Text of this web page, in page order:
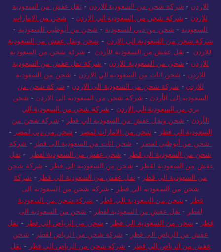
للاردن - شركة شحن من السعودية للاردن - نقل عفش من السعودية
للاردن - شركة شحن من السعودية الي الاردن - شحن من الامارات
للسعودية - شحن من دبي للسعودية - شحن من أبوظبي للسعودية -
شركة شحن من السعودية الى الاردن - شحن ونقل عفش من السعودية
للاردن - نقل عفش من السعودية للأردن - شركة شحن من السعودية
للاردن - شحن من السعودية للاردن - شركة نقل عفش من السعودية
للاردن - شحن اثاث من السعودية الي الاردن - شحن من السعودية
للاردن - شركة شحن من السعودية الي الاردن - شركة شحن من
السعودية إلى الأردن - شركة شحن من السعودية الى الاردن - شحن
بري من السعودية الى الاردن - شركة شحن من السعودية الي
الأردن - شحن ونقل عفش من السعودية الي قطر - شركة شحن من
السعودية الي قطر - شحن من الامارات لمصر - شحن من دبي لمصر -
شحن من أبوظبي لمصر - شحن اثاث من السعودية الى قطر - شركة
شحن من السعودية الى قطر - شحن عفش من السعودية لقطر - نقل
عفش من السعودية لقطر - شحن من السعودية الى قطر - شركة شحن
من السعودية الي قطر - نقل عفش من السعودية الي قطر - شركة
شحن من السعودية الي قطر - شركة شحن من السعودية الى
قطر - شحن من السعودية الي قطر - شركة شحن من السعودية
لقطر - نقل عفش من السعودية لقطر - شحن من السعودية الى
قطر - شحن من السعودية الي قطر - شحن من الرياض الي قطر - نقل
عفش من الرياض الي قطر - شركة شحن من الرياض لقطر - شحن
عفش من الرياض الي قطر - شركة شحن من الرياض الي قطر - نقل